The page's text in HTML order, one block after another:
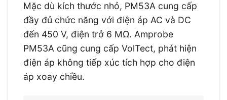
Mặc dù kích thước nhỏ, PM53A cung cấp
đầy đủ chức năng với điện áp AC và DC
đến 450 V, điện trở 6 MΩ. Amprobe
PM53A cũng cung cấp VolTect, phát hiện
điện áp không tiếp xúc tích hợp cho điện
áp xoay chiều.